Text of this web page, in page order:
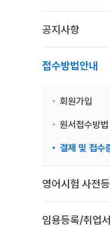
공지사항
접수방법안내
회원가입
원서접수방법
결제 및 접수
영어시험 사전
임용등록/취업